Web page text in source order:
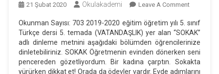
21 Şubat 2020 Okulakademi Leave A CommentOn
5.
Sınıf
5.
Tema
“SOKAK”
Okunman Sayısı: 703 2019-2020 eğitim öğretim yılı 5. sınıf
Türkçe dersi 5. temada (VATANDAŞLIK) yer alan “SOKAK”
adlı dinleme metnini aşağıdaki bölümden öğrencilerinize
dinletebiliriniz. SOKAK Öğretmenin evinden dönerken seni
pencereden gözetliyordum. Bir kadına çarptın. Sokakta
yürürken dikkat et! Orada da ödevler vardır. Evde adımlarını